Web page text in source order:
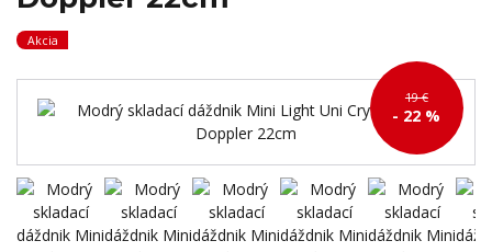
Akcia
19 €
- 22 %